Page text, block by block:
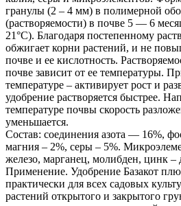
гранулы (2 – 4 мм) в полимерной
(растворяемости) в почве 5 — 6
21°С). Благодаря постепенному
обжигает корни растений, и не
почве и ее кислотность.
почве зависит от ее температуры.
температуре – активирует рост и
удобрение растворяется быстрее.
температуре почвы скорость
уменьшается.
Состав: соединения азота — 16%,
магния – 2%, серы – 5%.
железо, марганец, молибден, цинк –
Применение. Удобрение Базакот
практически для всех садовых
растений открытого и закрытого